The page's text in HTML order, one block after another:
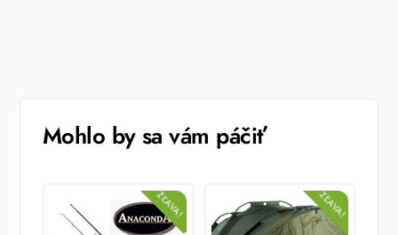
Mohlo by sa vám páčiť
ZĽAVA! ZĽAVA!